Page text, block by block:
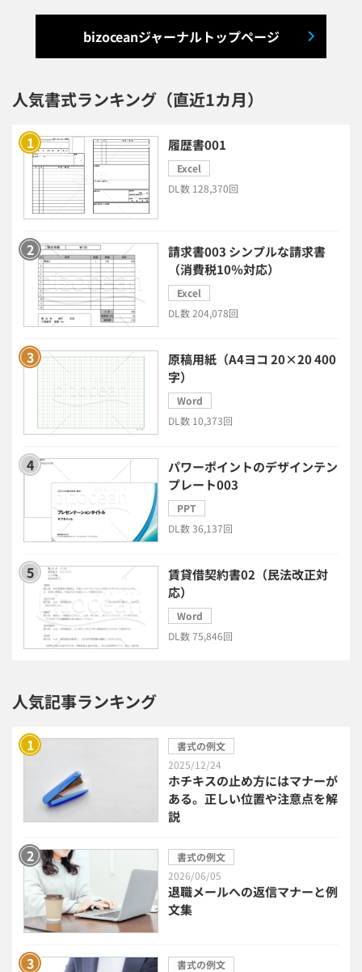
入退室管理システム 福利厚生システム
チャットボットツール
セキュリティシステム
安否確認(総務)システム 経費精算システム
日程調整システム 日報アプリ
BIツール CTIシステム
SFA・CRM クラウドPBX
モチベーション管理システム
リモートアクセスツール
電子請求書システム 人事評価システム
給与計算システム eラーニングシステム
勤怠管理システム
健康管理システム
電子契約システム 会計業務システム
2026年トレンド ビジネススキル
DX・デジタル化 電子帳簿保存法
bizoceanジャーナルトップページ
人気書式ランキング（直近1カ月）
履歴書001
Excel
DL数 128,370回
請求書003 シンプルな請求書
（消費税10％対応）
Excel
DL数 204,078回
原稿用紙（A4ヨコ 20×20 400
字）
Word
DL数 10,373回
パワーポイントのデザインテン
プレート003
PPT
DL数 36,137回
賃貸借契約書02（民法改正対
応）
Word
DL数 75,846回
人気記事ランキング
書式の例文
2025/12/24
ホチキスの止め方にはマナーが
ある。正しい位置や注意点を解
説
書式の例文
2026/06/05
退職メールへの返信マナーと例
文集
書式の例文